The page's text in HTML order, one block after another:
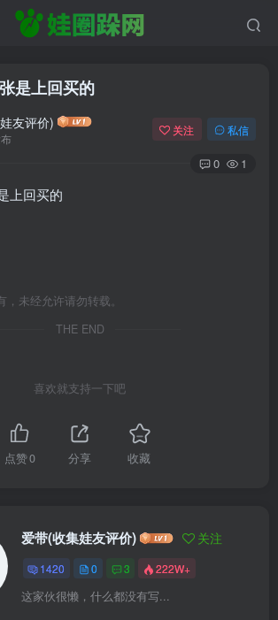
是上回买的
友评价) 关注 私信
0 1
上回买的
未经允许请勿转载。
THE END
喜欢就支持一下吧
点赞0 分享 收藏
爱带(收集娃友评价) 关注
1420 0 3 222W+
这家伙很懒，什么都没有写...